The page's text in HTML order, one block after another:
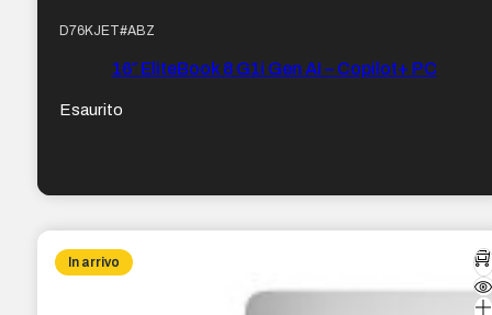
D76KJET#ABZ
16″ EliteBook 8 G1i Gen AI – Copilot+ PC
Esaurito
In arrivo